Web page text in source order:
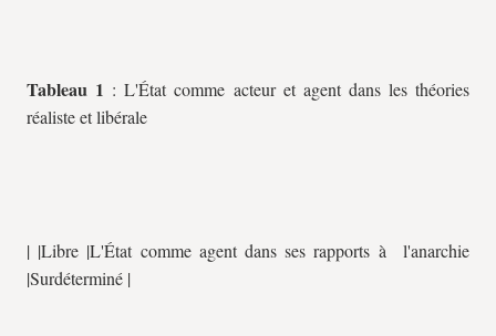
Tableau 1 : L'État comme acteur et agent dans les théories
réaliste et libérale
| |Libre |L'État comme agent dans ses rapports à l'anarchie
|Surdéterminé |